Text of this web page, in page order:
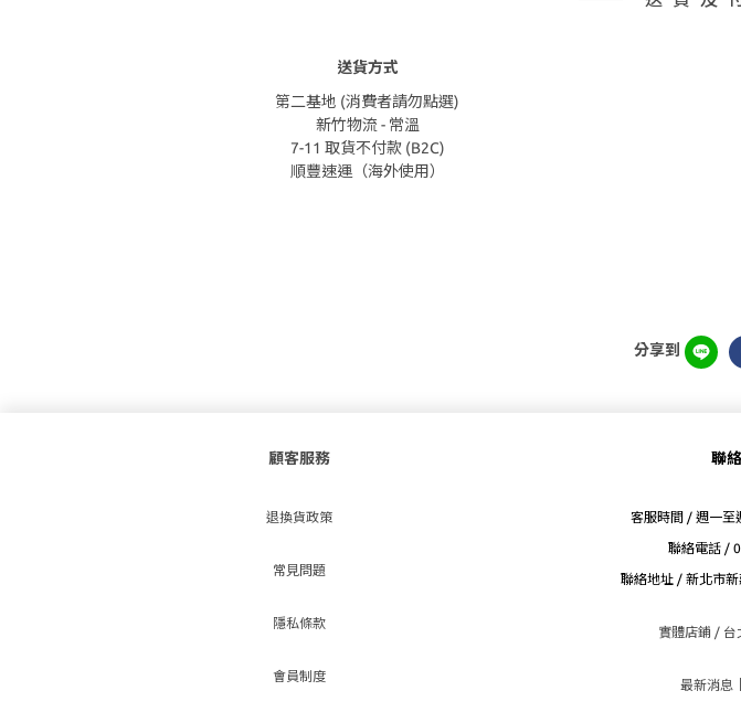
送貨方式
第二基地 (消費者請勿點選)
新竹物流 - 常溫
7-11 取貨不付款 (B2C)
順豐速運（海外使用）
分享到
顧客服務
退換貨政策
常見問題
隱私條款
會員制度
聯
客服時間 / 週一
聯絡電話 /
聯絡地址 / 新北市
實體店鋪 / 台
最新消息